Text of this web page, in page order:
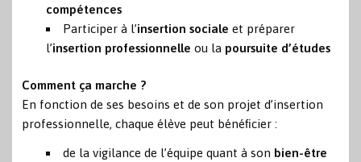
compétences
Participer à l’insertion sociale et préparer
l’insertion professionnelle ou la poursuite d’études
Comment ça marche ?
En fonction de ses besoins et de son projet d’insertion
professionnelle, chaque élève peut bénéﬁcier :
de la vigilance de l’équipe quant à son bien-être